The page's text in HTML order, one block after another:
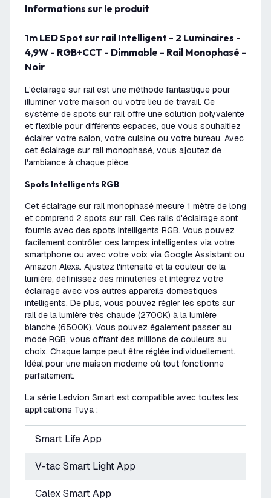
Informations sur le produit
1m LED Spot sur rail Intelligent - 2 Luminaires -
4,9W - RGB+CCT - Dimmable - Rail Monophasé -
Noir
L'éclairage sur rail est une méthode fantastique pour
illuminer votre maison ou votre lieu de travail. Ce
système de spots sur rail offre une solution polyvalente
et flexible pour différents espaces, que vous souhaitiez
éclairer votre salon, votre cuisine ou votre bureau. Avec
cet éclairage sur rail monophasé, vous ajoutez de
l'ambiance à chaque pièce.
Spots Intelligents RGB
Cet éclairage sur rail monophasé mesure 1 mètre de long
et comprend 2 spots sur rail. Ces rails d'éclairage sont
fournis avec des spots intelligents RGB. Vous pouvez
facilement contrôler ces lampes intelligentes via votre
smartphone ou avec votre voix via Google Assistant ou
Amazon Alexa. Ajustez l'intensité et la couleur de la
lumière, définissez des minuteries et intégrez votre
éclairage avec vos autres appareils domestiques
intelligents. De plus, vous pouvez régler les spots sur
rail de la lumière très chaude (2700K) à la lumière
blanche (6500K). Vous pouvez également passer au
mode RGB, vous offrant des millions de couleurs au
choix. Chaque lampe peut être réglée individuellement.
Idéal pour une maison moderne où tout fonctionne
parfaitement.
La série Ledvion Smart est compatible avec toutes les
applications Tuya :
Smart Life App
V-tac Smart Light App
Calex Smart App